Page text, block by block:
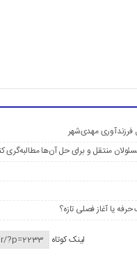
فرزندآوری مهدی‌شهر
منتقل و برای حل آن‌ها مطالبه‌گری
یا آغاز فصلی تازه؟
لینک کوتاه